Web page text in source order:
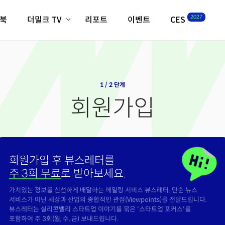
더밀크 TV
크리스의 뉴욕 시그널
밸리토크
리포트 이벤트 CES 2027
1 / 2 단계
회원가입
회원가입 후 뷰스레터를
주 3회 무료로 받아보세요.
가치있는 정보를 신선하게 배달하는 메일링 서비스 뷰스레터. 단순 뉴스
서비스가 아닌 세상과 산업의 종합적인 관점(Viewpoints)을 전달드립니다.
뷰스레터는 실리콘밸리 스타트업 이야기를 묶은 '스타트업 포커스'를
포함하여 주 3회(월, 수, 금) 보내드립니다.